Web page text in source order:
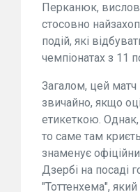
Перканюк,
стосовно
подій, які
чемпіонатах з 11
Загалом, цей матч
звичайно, якщо
етикеткою.
то саме там
знаменує
Дзербі на посаді
"Тоттенхема",